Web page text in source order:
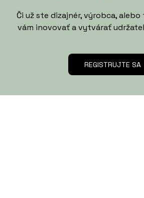
Či už ste dizajnér, výrobca,
vám inovovať a vytvárať
REGISTRUJTE SA